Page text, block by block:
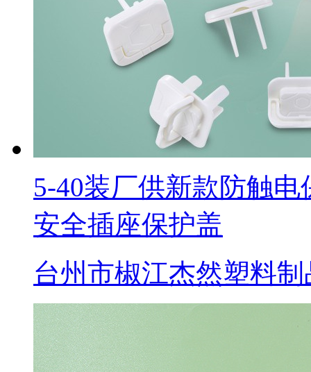
5-40装厂供新款防触
安全插座保护盖
台州市椒江杰然塑料